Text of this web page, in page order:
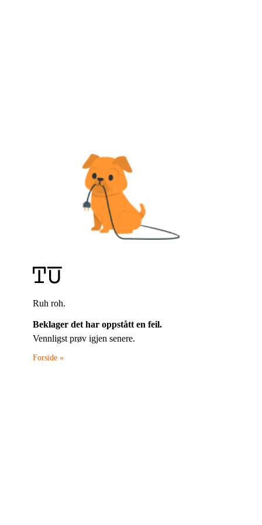
Ruh roh.
Beklager det har oppstått en feil.
Vennligst prøv igjen senere.
Forside »